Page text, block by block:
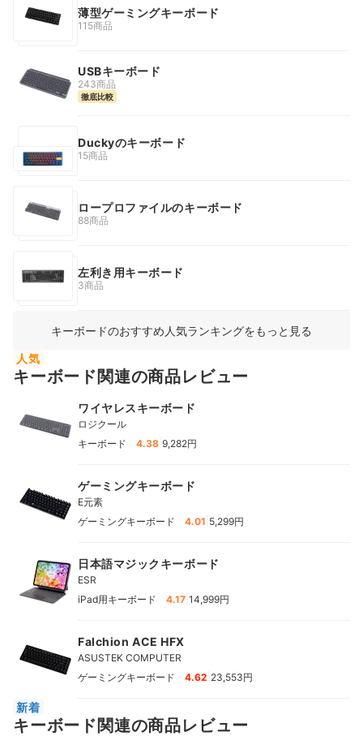
薄型ゲーミングキーボード
115商品
USBキーボード
243商品
徹底比較
Duckyのキーボード
15商品
ロープロファイルのキーボード
88商品
左利き用キーボード
3商品
キーボードのおすすめ人気ランキングをもっと見る
人気
キーボード関連の商品レビュー
ワイヤレスキーボード
ロジクール
キーボード
4.38 9,282円
ゲーミングキーボード
E元素
ゲーミングキーボード
4.01 5,299円
日本語マジックキーボード
ESR
iPad用キーボード
4.17 14,999円
Falchion ACE HFX
ASUSTEK COMPUTER
ゲーミングキーボード
4.62 23,553円
新着
キーボード関連の商品レビュー